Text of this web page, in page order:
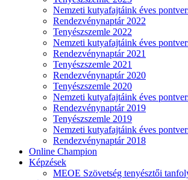
Nemzeti kutyafajtáink éves
Rendezvénynaptár 2022
Tenyészszemle 2022
Nemzeti kutyafajtáink éves
Rendezvénynaptár 2021
Tenyészszemle 2021
Rendezvénynaptár 2020
Tenyészszemle 2020
Nemzeti kutyafajtáink éves
Rendezvénynaptár 2019
Tenyészszemle 2019
Nemzeti kutyafajtáink éves
Rendezvénynaptár 2018
Online Champion
Képzések
MEOE Szövetség tenyésztői